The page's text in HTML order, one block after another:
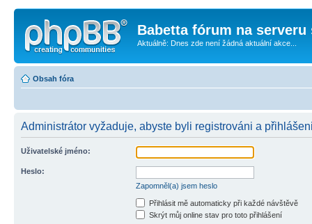
Babetta fórum na serveru
Aktuálně: Dnes zde není žádná aktuální akce...
Obsah fóra
Administrátor vyžaduje, abyste byli registrováni a
Uživatelské jméno:
Heslo:
Zapomněl(a) jsem heslo
Přihlásit mě automaticky při každé návštěvě
Skrýt můj online stav pro toto přihlášení